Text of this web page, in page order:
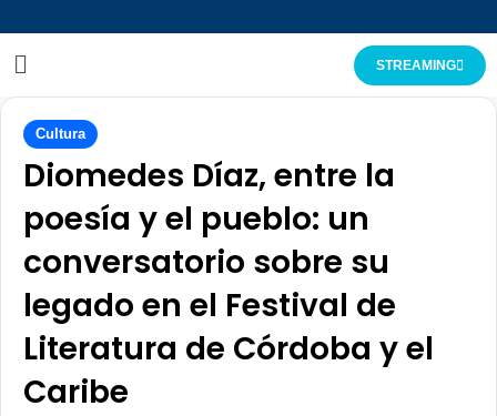
STREAMING
Cultura
Diomedes Díaz, entre la
poesía y el pueblo: un
conversatorio sobre su
legado en el Festival de
Literatura de Córdoba y el
Caribe